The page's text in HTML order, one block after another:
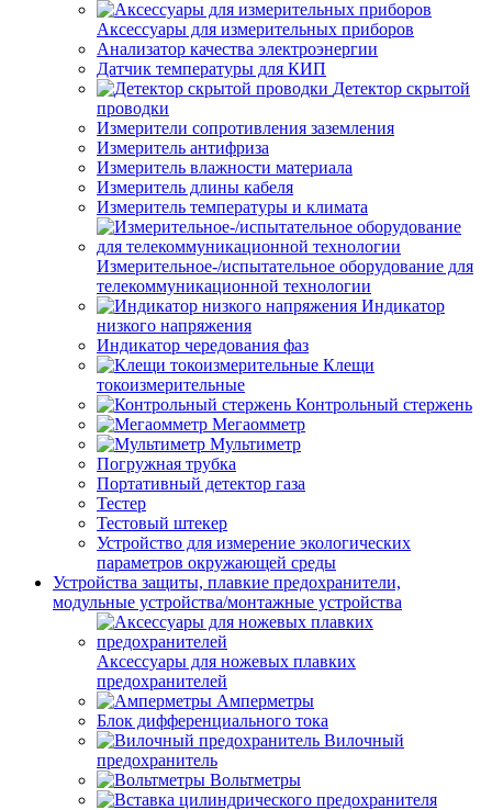
Аксессуары для измерительных приборов
Анализатор качества электроэнергии
Датчик температуры для КИП
Детектор скрытой
проводки
Измерители сопротивления заземления
Измеритель антифриза
Измеритель влажности материала
Измеритель длины кабеля
Измеритель температуры и климата
Измерительное-/испытательное оборудование для
телекоммуникационной технологии
Индикатор
низкого напряжения
Индикатор чередования фаз
Клещи
токоизмерительные
Контрольный стержень
Мегаомметр
Мультиметр
Погружная трубка
Портативный детектор газа
Тестер
Тестовый штекер
Устройство для измерение экологических
параметров окружающей среды
Устройства защиты, плавкие предохранители,
модульные устройства/монтажные устройства
Аксессуары для ножевых плавких
предохранителей
Амперметры
Блок дифференциального тока
Вилочный
предохранитель
Вольтметры